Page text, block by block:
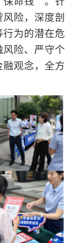
险，深度剖
为的潜在危
险、严守个
观念，全方